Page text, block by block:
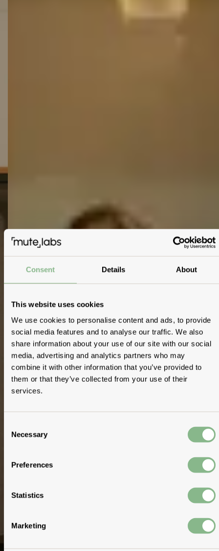
Consent Details About
This website uses cookies
We use cookies to personalise content and ads, to provide
social media features and to analyse our traffic. We also
share information about your use of our site with our social
media, advertising and analytics partners who may
combine it with other information that you’ve provided to
them or that they’ve collected from your use of their
services.
Selection
Necessary
Preferences
Statistics
Marketing